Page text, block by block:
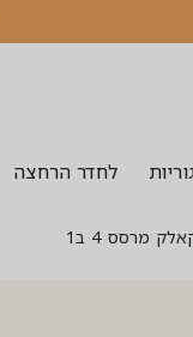
לחדר הרחצה
מרסס 4 ב1